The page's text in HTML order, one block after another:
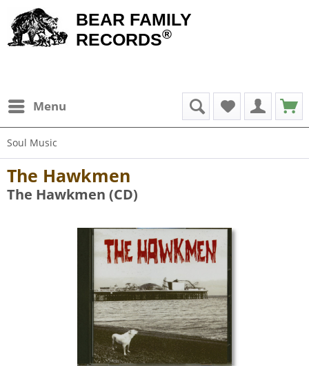
BEAR FAMILY
RECORDS®
Menu
Soul Music
The Hawkmen
The Hawkmen (CD)